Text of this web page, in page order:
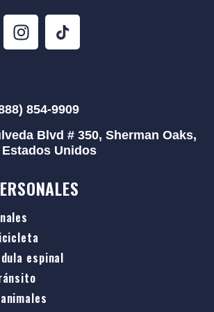
espinal
854-9909
Blvd # 350, Sherman Oaks,
Estados Unidos